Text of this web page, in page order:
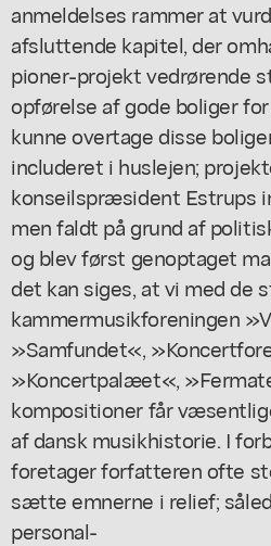
anmeldelses rammer at
afsluttende kapitel, der
pioner-projekt vedrørende
opførelse af gode boliger
kunne overtage disse
includeret i huslejen;
konseilspræsident Estrups
men faldt på grund af
og blev først genoptaget
det kan siges, at vi med de
kammermusikforeningen
»Samfundet«,
»Koncertpalæet«,
kompositioner får
af dansk musikhistorie. I
foretager forfatteren ofte
sætte emnerne i relief;
personal-